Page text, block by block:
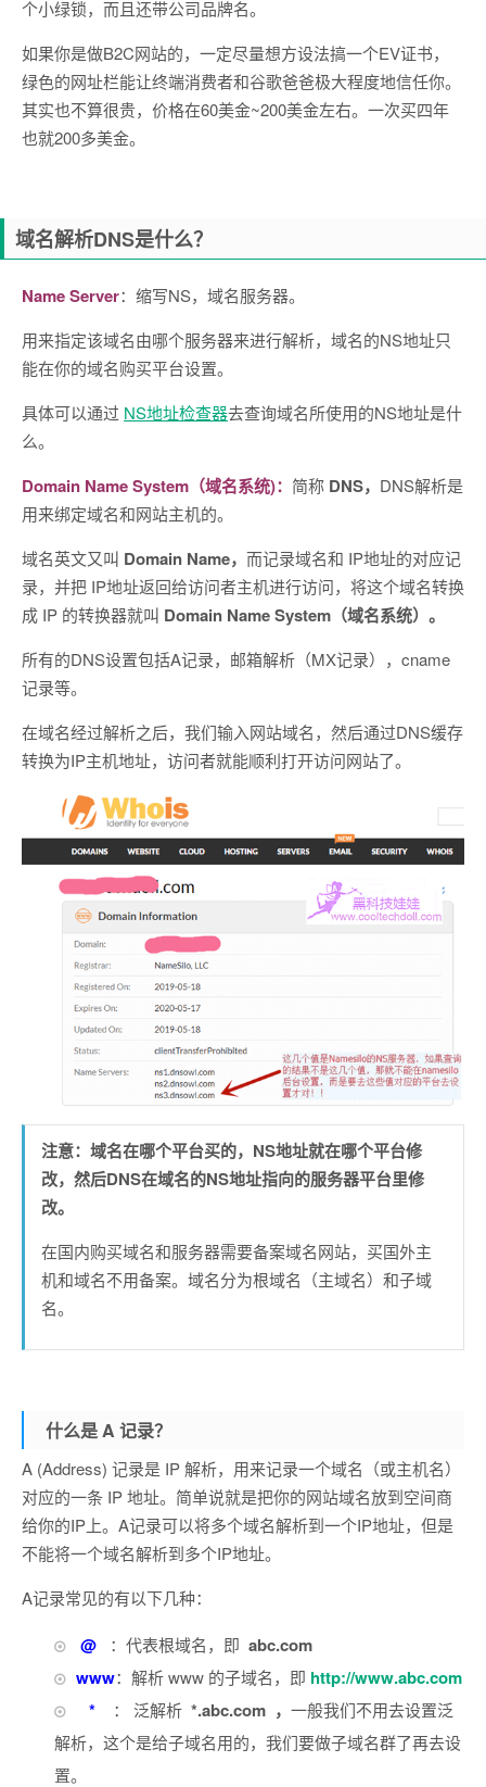
个小绿锁，而且还带公司品牌名。
如果你是做B2C网站的，一定尽量想方设法搞一个EV证书，
绿色的网址栏能让终端消费者和谷歌爸爸极大程度地信任你。
其实也不算很贵，价格在60美金~200美金左右。一次买四年
也就200多美金。
域名解析DNS是什么？
Name Server：缩写NS，域名服务器。
用来指定该域名由哪个服务器来进行解析，域名的NS地址只
能在你的域名购买平台设置。
具体可以通过 NS地址检查器去查询域名所使用的NS地址是什
么。
Domain Name System（域名系统)： 简称 DNS， DNS解析是
用来绑定域名和网站主机的。
域名英文又叫 Domain Name， 而记录域名和 IP地址的对应记
录，并把 IP地址返回给访问者主机进行访问，将这个域名转换
成 IP 的转换器就叫 Domain Name System（域名系统）。
所有的DNS设置包括A记录，邮箱解析（MX记录），cname
记录等。
在域名经过解析之后，我们输入网站域名，然后通过DNS缓存
转换为IP主机地址，访问者就能顺利打开访问网站了。
注意：域名在哪个平台买的，NS地址就在哪个平台修
改，然后DNS在域名的NS地址指向的服务器平台里修
改。
在国内购买域名和服务器需要备案域名网站，买国外主
机和域名不用备案。域名分为根域名（主域名）和子域
名。
什么是 A 记录？
A (Address) 记录是 IP 解析，用来记录一个域名（或主机名）
对应的一条 IP 地址。简单说就是把你的网站域名放到空间商
给你的IP上。A记录可以将多个域名解析到一个IP地址，但是
不能将一个域名解析到多个IP地址。
A记录常见的有以下几种：
@ ：代表根域名，即 abc.com
www：解析 www 的子域名，即 http://www.abc.com
*
： 泛解析 *.abc.com ， 一般我们不用去设置泛
解析，这个是给子域名用的，我们要做子域名群了再去设
置。